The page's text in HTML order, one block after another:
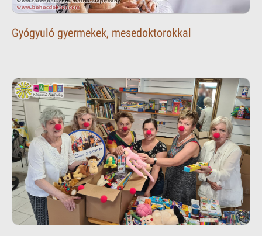
Gyógyuló gyermekek, mesedoktorokkal